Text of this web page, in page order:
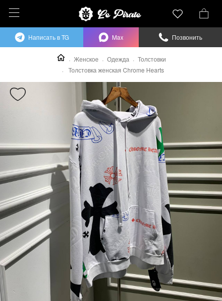
Женское Одежда
Толстовки
Толстовка женская Chrome Hearts
Написать в TG Max Позвонить